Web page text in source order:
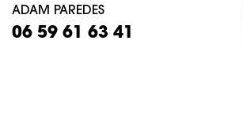
ADAM PAREDES
06 59 61 63 41